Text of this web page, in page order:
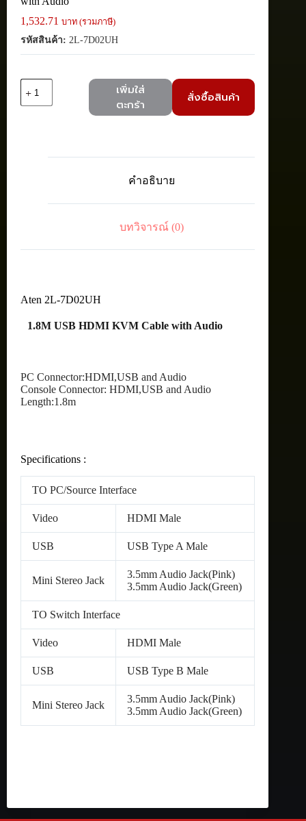
1,532.71 บาท (รวมภาษี)
รหัสสินค้า: 2L-7D02UH
Aten
เพิ่มใส่
ตะกร้า
สั่งซื้อสินค้า
คำอธิบาย
บทวิจารณ์ (0)
Aten 2L-7D02UH
1.8M USB HDMI KVM Cable with Audio
PC Connector:HDMI,USB and Audio
Console Connector: HDMI,USB and Audio
Length:1.8m
Specifications :
TO PC/Source Interface
Video HDMI Male
USB USB Type A Male
Mini Stereo Jack
3.5mm Audio Jack(Pink)
3.5mm Audio Jack(Green)
TO Switch Interface
Video HDMI Male
USB USB Type B Male
Mini Stereo Jack
3.5mm Audio Jack(Pink)
3.5mm Audio Jack(Green)